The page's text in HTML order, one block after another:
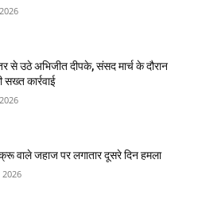
से उठे अभिजीत दीपके, संसद मार्च के दौरान
सख्त कार्रवाई
वाले जहाज पर लगातार दूसरे दिन हमला
2026